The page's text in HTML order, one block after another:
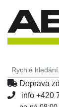
Doprava
info +420